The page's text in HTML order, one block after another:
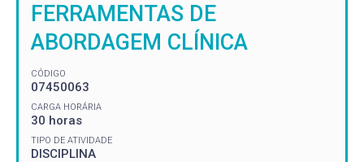
FERRAMENTAS DE
ABORDAGEM CLÍNICA
CÓDIGO
07450063
CARGA HORÁRIA
30 horas
TIPO DE ATIVIDADE
DISCIPLINA